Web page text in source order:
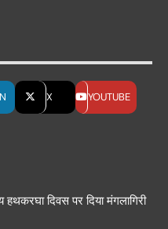
X YOUTUBE
हथकरघा दिवस पर दिया मंगलागिरी